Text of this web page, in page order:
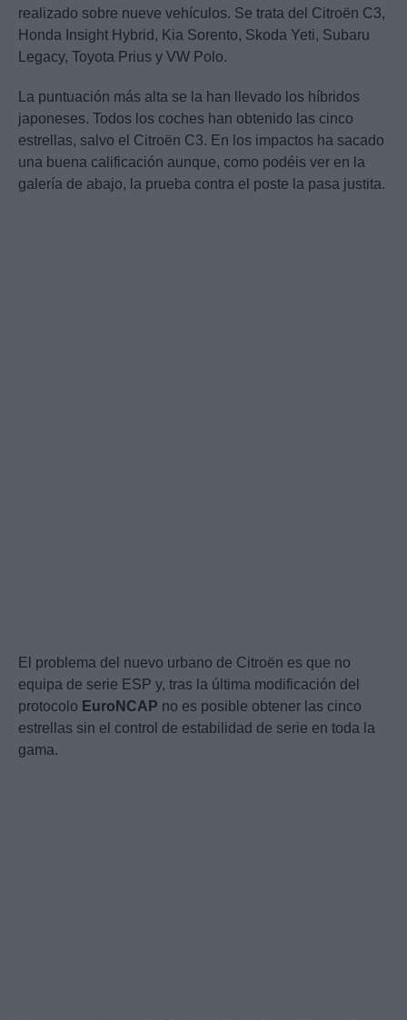
realizado sobre nueve vehículos. Se trata del Citroën C3,
Honda Insight Hybrid, Kia Sorento, Skoda Yeti, Subaru
Legacy, Toyota Prius y VW Polo.
La puntuación más alta se la han llevado los híbridos
japoneses. Todos los coches han obtenido las cinco
estrellas, salvo el Citroën C3. En los impactos ha sacado
una buena calificación aunque, como podéis ver en la
galería de abajo, la prueba contra el poste la pasa justita.
El problema del nuevo urbano de Citroën es que no
equipa de serie ESP y, tras la última modificación del
protocolo EuroNCAP no es posible obtener las cinco
estrellas sin el control de estabilidad de serie en toda la
gama.